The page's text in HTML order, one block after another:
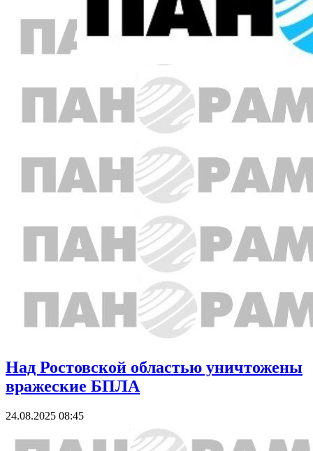
Над Ростовской областью уничтожены
вражеские БПЛА
24.08.2025 08:45